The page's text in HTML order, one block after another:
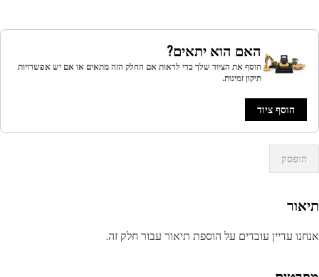
האם הוא יתאים?
הוסף את הציוד שלך כדי לראות אם החלק הזה מתאים או אם יש אפשרויות
תיקון זמינות.
הוסף ציוד
הופסק
עדיין עובדים על הוספת תיאור עבור חלק זה.